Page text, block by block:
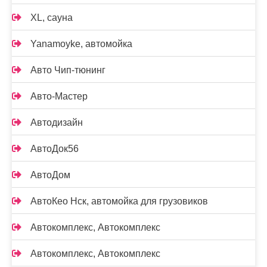
XL, сауна
Yanamoyke, автомойка
Авто Чип-тюнинг
Авто-Мастер
Автодизайн
АвтоДок56
АвтоДом
АвтоКео Нск, автомойка для грузовиков
Автокомплекс, Автокомплекс
Автокомплекс, Автокомплекс